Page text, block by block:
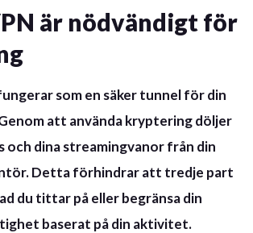
är nödvändigt för
som en säker tunnel för din
att användakrypteringdöljer
och dina streamingvanor från din
Detta förhindrar att tredje part
du tittar på eller begränsa din
baserat på din aktivitet.